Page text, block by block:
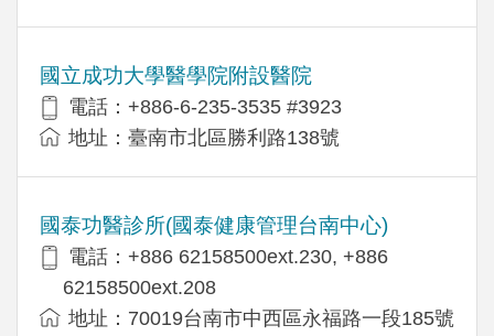
國立成功大學醫學院附設醫院
電話：+886-6-235-3535 #3923
地址：臺南市北區勝利路138號
國泰功醫診所(國泰健康管理台南中心)
電話：+886 62158500ext.230, +886
62158500ext.208
地址：70019台南市中西區永福路一段185號